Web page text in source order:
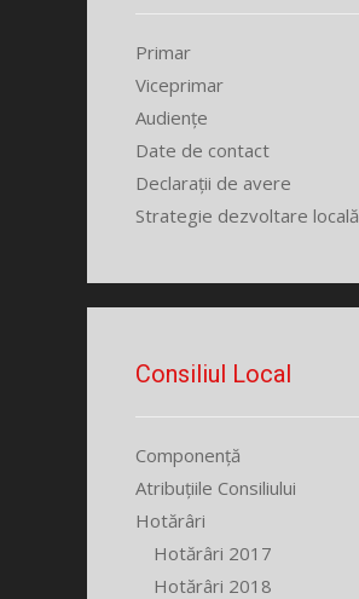
Primar
Viceprimar
Audiențe
Date de contact
Declarații de avere
Strategie dezvoltare locală
Consiliul Local
Componență
Atribuțiile Consiliului
Hotărâri
Hotărâri 2017
Hotărâri 2018